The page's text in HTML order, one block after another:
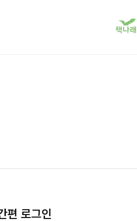
책
나
편 로그인